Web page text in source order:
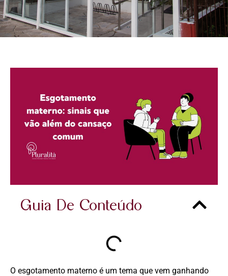
Guia De Conteúdo
O esgotamento materno é um tema que vem ganhando